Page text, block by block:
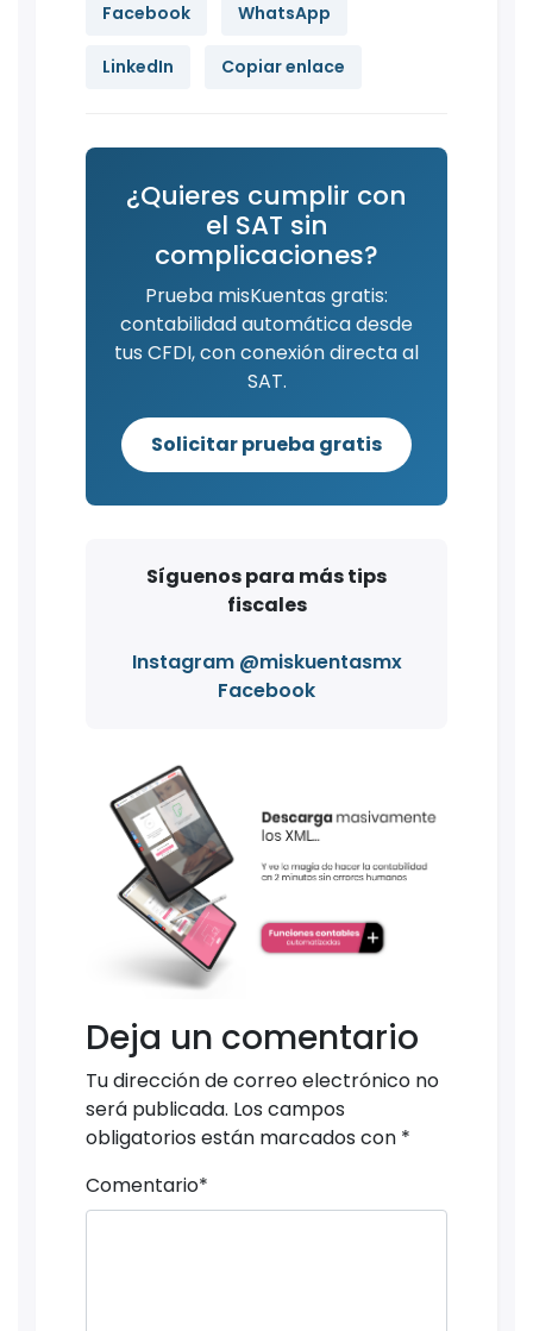
Facebook WhatsApp
LinkedIn Copiar enlace
¿Quieres cumplir con
el SAT sin
complicaciones?
Prueba misKuentas gratis:
contabilidad automática desde
tus CFDI, con conexión directa al
SAT.
Solicitar prueba gratis
Síguenos para más tips
fiscales
Instagram @miskuentasmx
Facebook
Deja un comentario
Tu dirección de correo electrónico no
será publicada. Los campos
obligatorios están marcados con *
Comentario*